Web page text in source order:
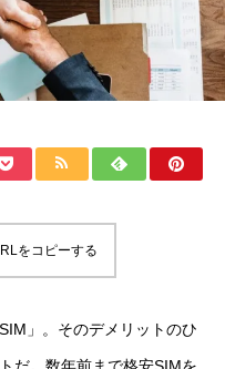
をコピーする
」。そのデメリットのひ